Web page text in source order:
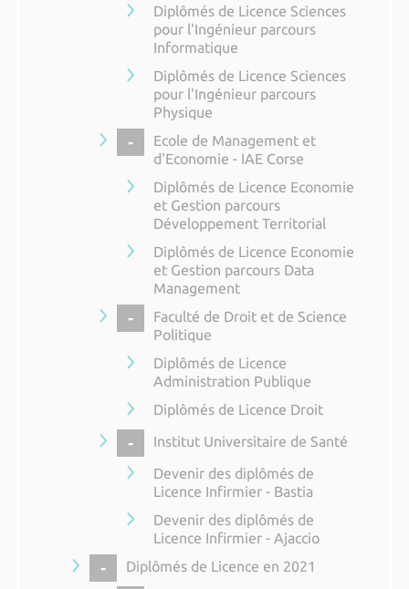
Diplômés de Licence Sciences
pour l'Ingénieur parcours
Informatique
Diplômés de Licence Sciences
pour l'Ingénieur parcours
Physique
COLLAPSE
Ecole de Management et
d'Economie - IAE Corse
Diplômés de Licence Economie
et Gestion parcours
Développement Territorial
Diplômés de Licence Economie
et Gestion parcours Data
Management
COLLAPSE
Faculté de Droit et de Science
Politique
Diplômés de Licence
Administration Publique
Diplômés de Licence Droit
COLLAPSE
Institut Universitaire de Santé
Devenir des diplômés de
Licence Infirmier - Bastia
Devenir des diplômés de
Licence Infirmier - Ajaccio
COLLAPSE
Diplômés de Licence en 2021